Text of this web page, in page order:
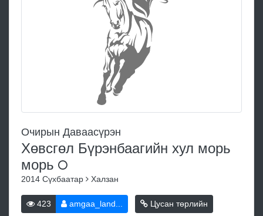
Очирын Даваасүрэн
Хөвсгөл Бүрэнбаагийн хул морь
морь
2014 Сүхбаатар Халзан
423 amgaa_land... Цусан төрлийн